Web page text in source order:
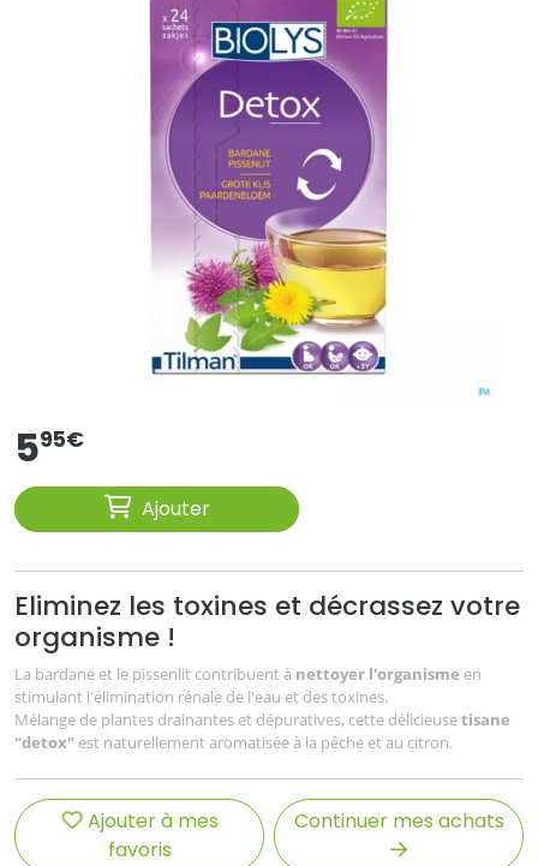
595€
Ajouter
Eliminez les toxines et décrassez votre
organisme !
La bardane et le pissenlit contribuent à nettoyer l'organisme en
stimulant l'élimination rénale de l'eau et des toxines.
Mélange de plantes drainantes et dépuratives, cette délicieusetisane
"detox" est naturellement aromatisée à la pêche et au citron.
Ajouter à mes
favoris
Continuer mes achats